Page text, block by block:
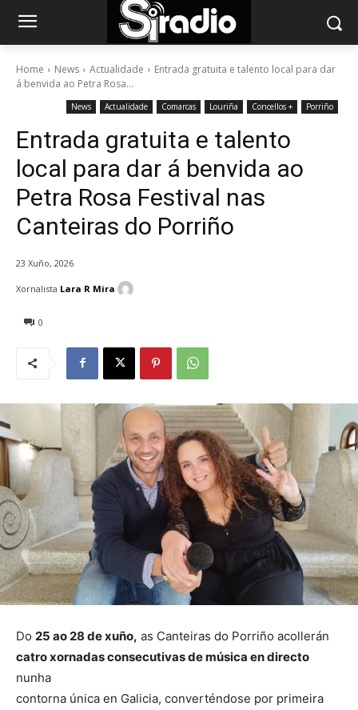
Home News Actualidade
Entrada gratuita e talento local para dar
á benvida ao Petra Rosa...
News Actualidade Comarcas Louriña Concellos + Porriño
Entrada gratuita e talento
local para dar á benvida ao
Petra Rosa Festival nas
Canteiras do Porriño
23 Xuño, 2026
0
Xornalista Lara R Mira
Do 25 ao 28 de xuño, as Canteiras do Porriño acollerán
catro xornadas consecutivas de música en directo
nunha
contorna única en Galicia, converténdose por primeira